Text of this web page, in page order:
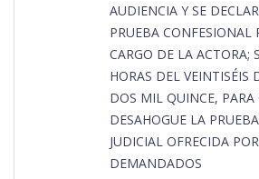
AUDIENCIA Y SE
PRUEBA CONFESIONAL
CARGO DE LA ACTORA;
HORAS DEL VEINTISÉIS
DOS MIL QUINCE, PARA
DESAHOGUE LA
JUDICIAL OFRECIDA
DEMANDADOS